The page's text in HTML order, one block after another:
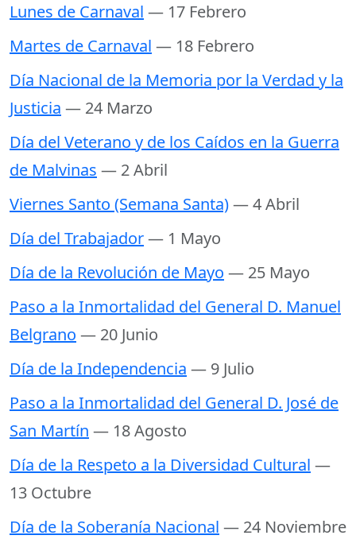
Lunes de Carnaval — 17 Febrero
Martes de Carnaval — 18 Febrero
Día Nacional de la Memoria por la Verdad y la
Justicia — 24 Marzo
Día del Veterano y de los Caídos en la Guerra
de Malvinas — 2 Abril
Viernes Santo (Semana Santa)— 4 Abril
Día del Trabajador— 1 Mayo
Día de la Revolución de Mayo — 25 Mayo
Paso a la Inmortalidad del General D. Manuel
Belgrano — 20 Junio
Día de la Independencia — 9 Julio
Paso a la Inmortalidad del General D. José de
San Martín — 18 Agosto
Día de la Respeto a la Diversidad Cultural —
13 Octubre
Día de la Soberanía Nacional — 24 Noviembre